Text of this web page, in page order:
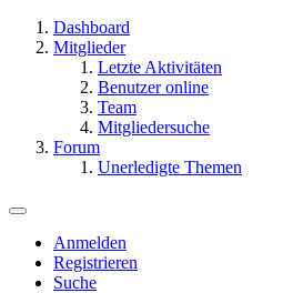
Dashboard
Mitglieder
Letzte Aktivitäten
Benutzer online
Team
Mitgliedersuche
Forum
Unerledigte Themen
Anmelden
Registrieren
Suche